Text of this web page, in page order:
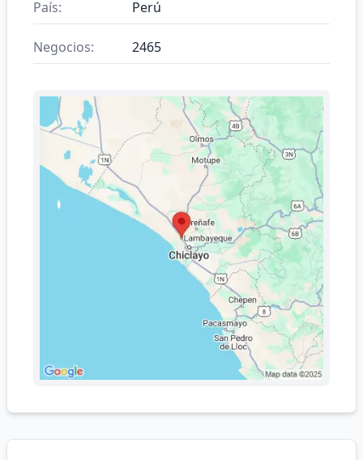
País: Perú
Negocios: 2465